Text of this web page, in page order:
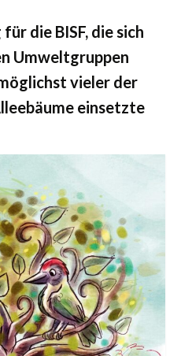
die BISF, die sich
Umweltgruppen
vieler der
einsetzte